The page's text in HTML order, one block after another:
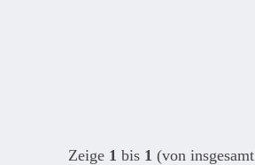
Zeige 1 bis 1 (von insgesamt